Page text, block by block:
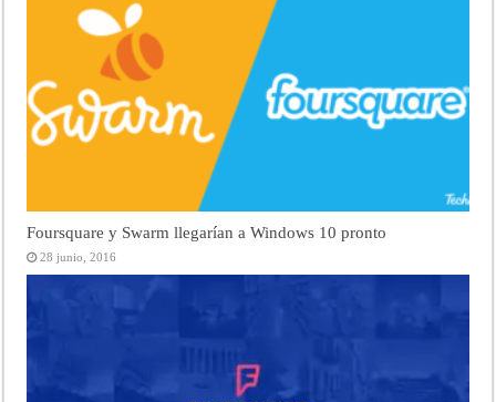
Foursquare y Swarm llegarían a Windows 10 pronto
28 junio, 2016